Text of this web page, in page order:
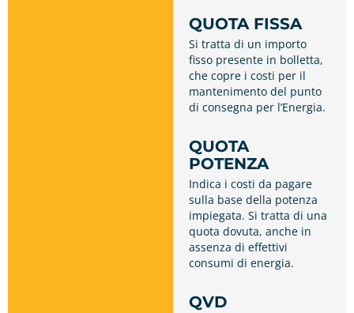
QUOTA FISSA
Si tratta di un importo
fisso presente in bolletta,
che copre i costi per il
mantenimento del punto
di consegna per l’Energia.
QUOTA
POTENZA
Indica i costi da pagare
sulla base della potenza
impiegata. Si tratta di una
quota dovuta, anche in
assenza di effettivi
consumi di energia.
QVD